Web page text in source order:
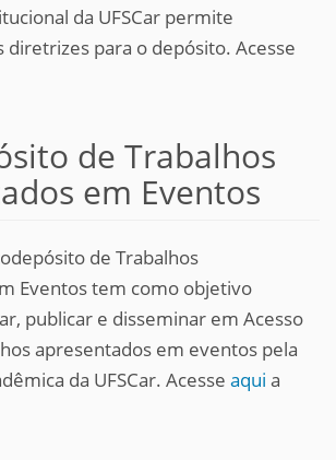
da UFSCar permite
diretrizes para o depósito. Acesse
de Trabalhos
em Eventos
de Trabalhos
Eventos tem como objetivo
publicar e disseminar em Acesso
apresentados em eventos pela
da UFSCar. Acesse aqui a